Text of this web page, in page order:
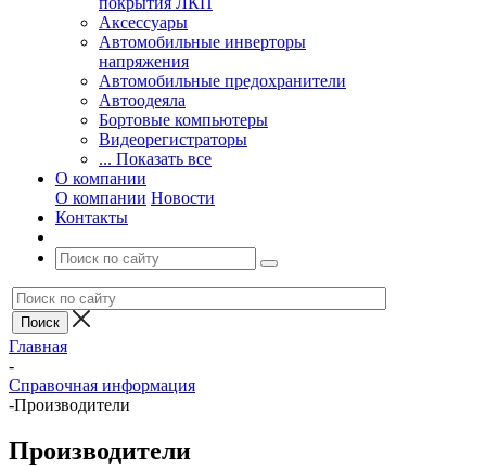
Аксессуары
Автомобильные инверторы
напряжения
Автомобильные предохранители
Автоодеяла
Бортовые компьютеры
Видеорегистраторы
... Показать все
О компании
О компании Новости
Контакты
Главная
-
Справочная информация
-Производители
Производители